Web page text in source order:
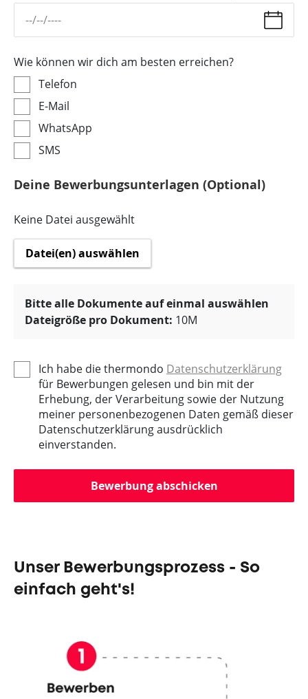
Wie können wir dich am besten erreichen?
Telefon
E-Mail
WhatsApp
SMS
Deine Bewerbungsunterlagen (Optional)
Keine Datei ausgewählt
Datei(en) auswählen
Bitte alle Dokumente auf einmal auswählen
Dateigröße pro Dokument: 10M
Ich habe die thermondo Datenschutzerklärung
für Bewerbungen gelesen und bin mit der
Erhebung, der Verarbeitung sowie der Nutzung
meiner personenbezogenen Daten gemäß dieser
Datenschutzerklärung ausdrücklich
einverstanden.
Bewerbung abschicken
Unser Bewerbungsprozess - So
einfach geht's!